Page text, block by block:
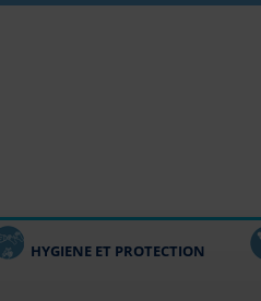
HYGIENE ET PROTECTION